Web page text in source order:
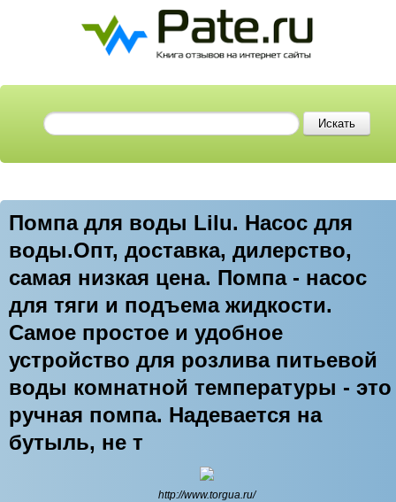
Помпа для воды Lilu. Насос для
воды.Опт, доставка, дилерство,
самая низкая цена. Помпа - насос
для тяги и подъема жидкости.
Cамое простое и удобное
устройство для розлива питьевой
воды комнатной температуры - это
ручная помпа. Надевается на
бутыль, не т
http://www.torgua.ru/